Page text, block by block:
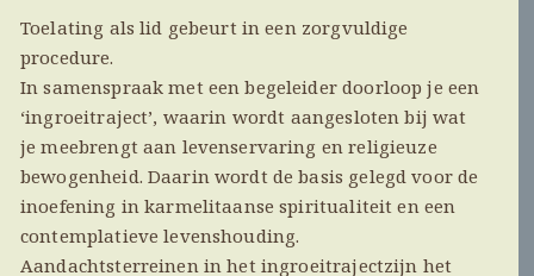
Toelating als lid gebeurt in een zorgvuldige
procedure.
In samenspraak met een begeleider doorloop je een
‘ingroeitraject’, waarin wordt aangesloten bij wat
je meebrengt aan levenservaring en religieuze
bewogenheid. Daarin wordt de basis gelegd voor de
inoefening in karmelitaanse spiritualiteit en een
contemplatieve levenshouding.
Aandachtsterreinen in het ingroeitrajectzijn het